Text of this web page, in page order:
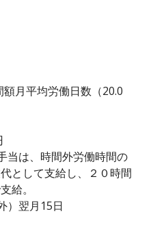
月平均労働日数（20.0
当は、時間外労働時間の
として支給し、２０時間
給。
）翌月15日